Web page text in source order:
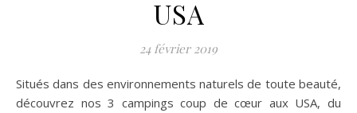
USA
24 février 2019
Situés dans des environnements naturels de toute beauté,
découvrez nos 3 campings coup de cœur aux USA, du